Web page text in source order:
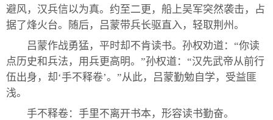
避风，汉兵信以为真。约至二更，船上吴军突然袭击，占
据了烽火台。随后，吕蒙带兵长驱直入，轻取荆州。
吕蒙作战勇猛，平时却不肯读书。孙权劝道：“你读
点历史和兵法，用兵更高明。”孙权道：“汉先武帝从前行
伍出身，却‘手不释卷’。”从此，吕蒙勤勉自学，受益匪
浅。
手不释卷：手里不离开书本，形容读书勤奋。